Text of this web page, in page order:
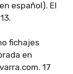
español). El
fichajes
en
17